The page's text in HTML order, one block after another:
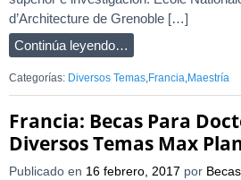
d’Architecture de Grenoble […]
Continúa leyendo…
Categorías: Diversos Temas,Francia,Maestría
Francia: Becas Para
Diversos Temas Max
Publicado en 16 febrero, 2017 por